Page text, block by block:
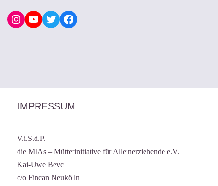
IMPRESSUM
V.i.S.d.P.
die MIAs – Mütterinitiative für Alleinerziehende e.V.
Kai-Uwe Bevc
c/o Fincan Neukölln